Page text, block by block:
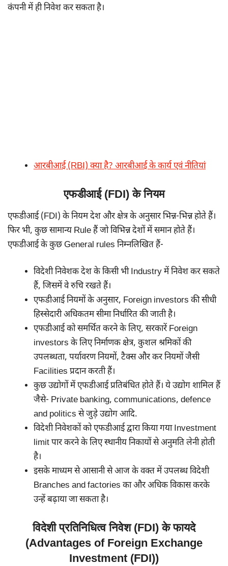
कंपनी में ही निवेश कर सकता है।
आरबीआई (RBI) क्या है? आरबीआई के कार्य एवं नीतियां
एफडीआई (FDI) के नियम
एफडीआई (FDI) के नियम देश और क्षेत्र के अनुसार भिन्न-भिन्न होते हैं।
फिर भी, कुछ सामान्य Rule हैं जो विभिन्न देशों में समान होते हैं।
एफडीआई के कुछ General rules निम्नलिखित हैं-
विदेशी निवेशक देश के किसी भी Industry में निवेश कर सकते
हैं, जिसमें वे रुचि रखते हैं।
एफडीआई नियमों के अनुसार, Foreign investors की सीधी
हिस्सेदारी अधिकतम सीमा निर्धारित की जाती है।
एफडीआई को समर्थित करने के लिए, सरकारें Foreign
investors के लिए निर्माणक क्षेत्र, कुशल श्रमिकों की
उपलब्धता, पर्यावरण नियमों, टैक्स और कर नियमों जैसी
Facilities प्रदान करती हैं।
कुछ उद्योगों में एफडीआई प्रतिबंधित होते हैं। ये उद्योग शामिल हैं
जैसे- Private banking, communications, defence
and politics से जुड़े उद्योग आदि.
विदेशी निवेशकों को एफडीआई द्वारा किया गया Investment
limit पार करने के लिए स्थानीय निकायों से अनुमति लेनी होती
है।
इसके माध्यम से आसानी से आज के वक्त में उपलब्ध विदेशी
Branches and factories का और अधिक विकास करके
उन्हें बढ़ाया जा सकता है।
विदेशी प्रतिनिधित्व निवेश (FDI) के फायदे
(Advantages of Foreign Exchange
Investment (FDI))